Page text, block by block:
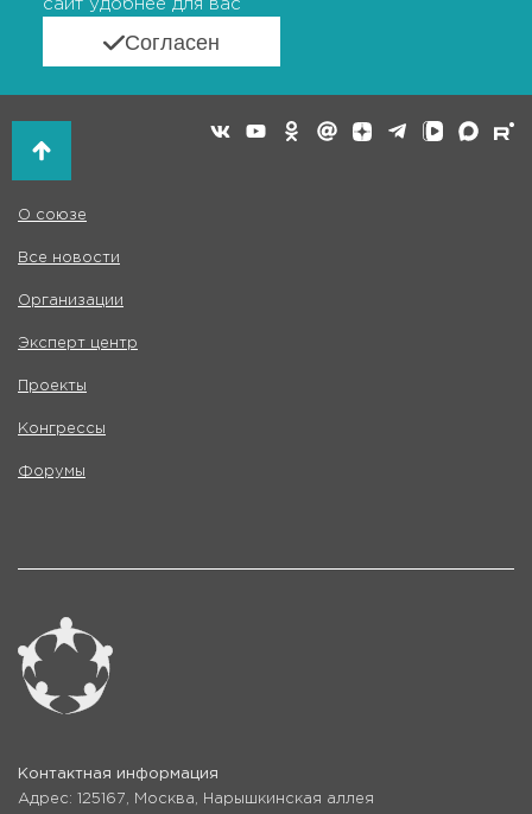
сайт удобнее для вас
Согласен
О союзе
Все новости
Организации
Эксперт центр
Проекты
Конгрессы
Форумы
Контактная информация
Адрес: 125167, Москва, Нарышкинская аллея